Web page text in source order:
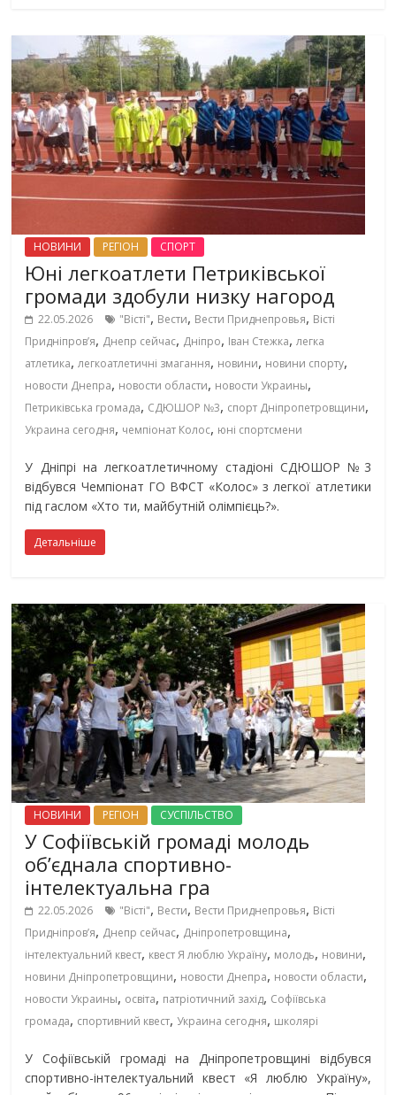
НОВИНИ РЕГІОН СПОРТ
Юні легкоатлети Петриківської
громади здобули низку нагород
22.05.2026 "Вісті", Вести, Вести Приднепровья, Вісті
Придніпровʼя, Днепр сейчас, Дніпро, Іван Стежка,легка
атлетика,легкоатлетичні змагання, новини, новини спорту,
новости Днепра, новости области, новости Украины,
Петриківська громада, СДЮШОР №3, спорт Дніпропетровщини,
Украина сегодня, чемпіонат Колос, юні спортсмени
У Дніпрі на легкоатлетичному стадіоні СДЮШОР №3
відбувся Чемпіонат ГО ВФСТ «Колос» з легкої атлетики
під гаслом «Хто ти, майбутній олімпієць?».
Детальніше
НОВИНИ РЕГІОН СУСПІЛЬСТВО
У Софіївській громаді молодь
об’єднала спортивно-
інтелектуальна гра
22.05.2026 "Вісті", Вести, Вести Приднепровья, Вісті
Придніпровʼя, Днепр сейчас, Дніпропетровщина,
інтелектуальний квест, квест Я люблю Україну, молодь, новини,
новини Дніпропетровщини, новости Днепра, новости области,
новости Украины, освіта, патріотичний захід, Софіївська
громада, спортивний квест, Украина сегодня, школярі
У Софіївській громаді на Дніпропетровщині відбувся
спортивно-інтелектуальний квест «Я люблю Україну»,